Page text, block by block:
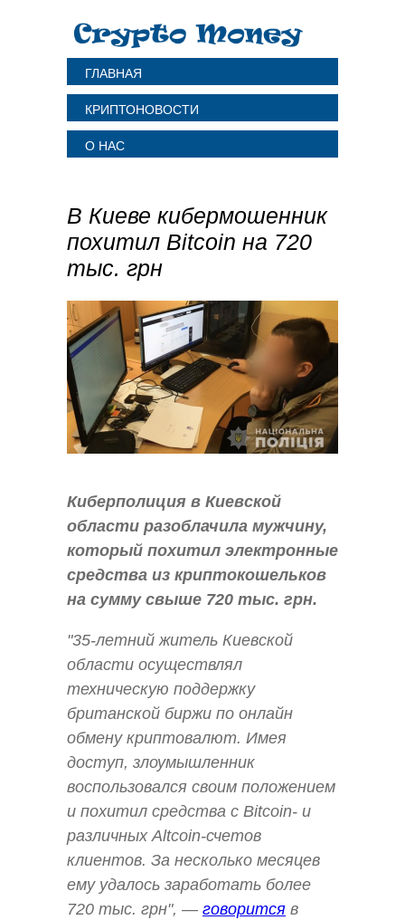
ГЛАВНАЯ
КРИПТОНОВОСТИ
О НАС
В Киеве кибермошенник
похитил Bitcoin на 720
тыс. грн
Киберполиция в Киевской
области разоблачила мужчину,
который похитил электронные
средства из криптокошельков
на сумму свыше 720 тыс. грн.
"35-летний житель Киевской
области осуществлял
техническую поддержку
британской биржи по онлайн
обмену криптовалют. Имея
доступ, злоумышленник
воспользовался своим положением
и похитил средства с Bitcoin- и
различных Altcoin-счетов
клиентов. За несколько месяцев
ему удалось заработать более
720 тыс. грн", — говорится в